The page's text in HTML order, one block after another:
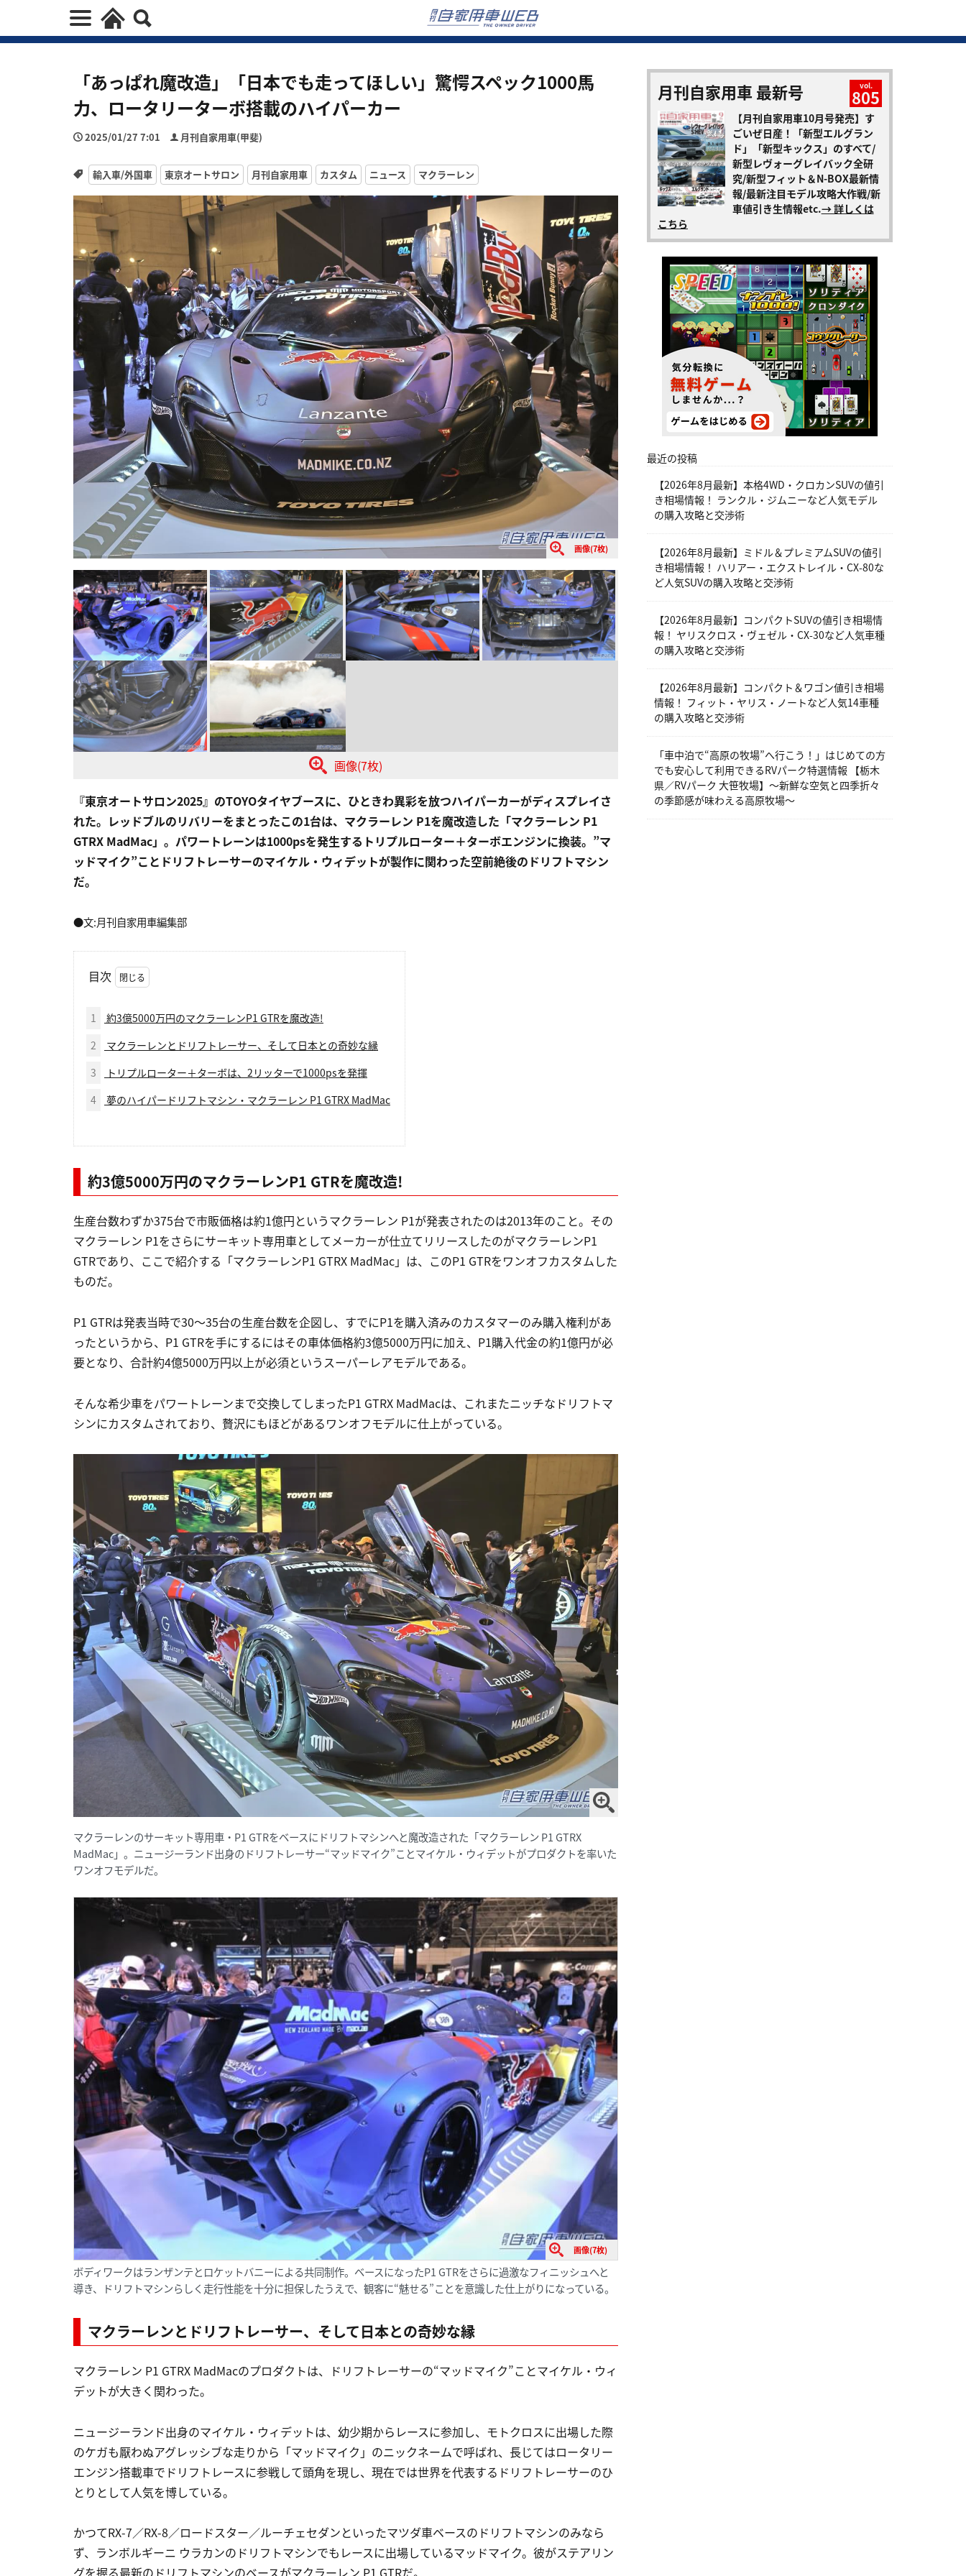
「あっぱれ魔改造」「日本でも走ってほしい」驚愕スペック1000馬
力、ロータリーターボ搭載のハイパーカー
2025/01/27 7:01 月刊自家用車(甲斐)
輸入車/外国車 東京オートサロン 月刊自家用車 カスタム ニュース マクラーレン
画像(7枚)
画像(7枚)
『東京オートサロン2025』のTOYOタイヤブースに、ひときわ異彩を放つハイパーカーがディスプレイさ
れた。レッドブルのリバリーをまとったこの1台は、マクラーレン P1を魔改造した「マクラーレン P1
GTRX MadMac」。パワートレーンは1000psを発生するトリプルローター＋ターボエンジンに換装。”マ
ッドマイク”ことドリフトレーサーのマイケル・ウィデットが製作に関わった空前絶後のドリフトマシン
だ。
●文:月刊自家用車編集部
目次
1
約3億5000万円のマクラーレンP1 GTRを魔改造!
2
マクラーレンとドリフトレーサー、そして日本との奇妙な縁
3
トリプルローター＋ターボは、2リッターで1000psを発揮
4
夢のハイパードリフトマシン・マクラーレン P1 GTRX MadMac
約3億5000万円のマクラーレンP1 GTRを魔改造!
生産台数わずか375台で市販価格は約1億円というマクラーレン P1が発表されたのは2013年のこと。その
マクラーレン P1をさらにサーキット専用車としてメーカーが仕立てリリースしたのがマクラーレンP1
GTRであり、ここで紹介する「マクラーレンP1 GTRX MadMac」は、このP1 GTRをワンオフカスタムした
ものだ。
P1 GTRは発表当時で30〜35台の生産台数を企図し、すでにP1を購入済みのカスタマーのみ購入権利があ
ったというから、P1 GTRを手にするにはその車体価格約3億5000万円に加え、P1購入代金の約1億円が必
要となり、合計約4億5000万円以上が必須というスーパーレアモデルである。
そんな希少車をパワートレーンまで交換してしまったP1 GTRX MadMacは、これまたニッチなドリフトマ
シンにカスタムされており、贅沢にもほどがあるワンオフモデルに仕上がっている。
マクラーレンのサーキット専用車・P1 GTRをベースにドリフトマシンへと魔改造された「マクラーレン P1 GTRX
MadMac」。ニュージーランド出身のドリフトレーサー“マッドマイク”ことマイケル・ウィデットがプロダクトを率いた
ワンオフモデルだ。
画像(7枚)
ボディワークはランザンテとロケットバニーによる共同制作。ベースになったP1 GTRをさらに過激なフィニッシュへと
導き、ドリフトマシンらしく走行性能を十分に担保したうえで、観客に“魅せる”ことを意識した仕上がりになっている。
マクラーレンとドリフトレーサー、そして日本との奇妙な縁
マクラーレン P1 GTRX MadMacのプロダクトは、ドリフトレーサーの“マッドマイク”ことマイケル・ウィ
デットが大きく関わった。
ニュージーランド出身のマイケル・ウィデットは、幼少期からレースに参加し、モトクロスに出場した際
のケガも厭わぬアグレッシブな走りから「マッドマイク」のニックネームで呼ばれ、長じてはロータリー
エンジン搭載車でドリフトレースに参戦して頭角を現し、現在では世界を代表するドリフトレーサーのひ
とりとして人気を博している。
かつてRX-7／RX-8／ロードスター／ルーチェセダンといったマツダ車ベースのドリフトマシンのみなら
ず、ランボルギーニ ウラカンのドリフトマシンでもレースに出場しているマッドマイク。彼がステアリン
月刊自家用車 最新号 vol.
805
【月刊自家用車10月号発売】す
ごいぜ日産！「新型エルグラン
ド」「新型キックス」のすべて/
新型レヴォーグレイバック全研
究/新型フィット＆N-BOX最新情
報/最新注目モデル攻略大作戦/新
車値引き生情報etc.→ 詳しくは
こちら
最近の投稿
【2026年8月最新】本格4WD・クロカンSUVの値引
き相場情報！ ランクル・ジムニーなど人気モデル
の購入攻略と交渉術
【2026年8月最新】ミドル＆プレミアムSUVの値引
き相場情報！ ハリアー・エクストレイル・CX-80な
ど人気SUVの購入攻略と交渉術
【2026年8月最新】コンパクトSUVの値引き相場情
報！ ヤリスクロス・ヴェゼル・CX-30など人気車種
の購入攻略と交渉術
【2026年8月最新】コンパクト＆ワゴン値引き相場
情報！ フィット・ヤリス・ノートなど人気14車種
の購入攻略と交渉術
「車中泊で“高原の牧場”へ行こう！」はじめての方
でも安心して利用できるRVパーク特選情報 【栃木
県／RVパーク 大笹牧場】～新鮮な空気と四季折々
の季節感が味わえる高原牧場～